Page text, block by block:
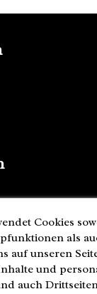
Cookies
als
auf unseren
und
auch